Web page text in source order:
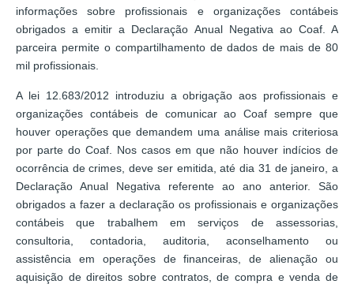
informações sobre profissionais e organizações contábeis
obrigados a emitir a Declaração Anual Negativa ao Coaf. A
parceira permite o compartilhamento de dados de mais de 80
mil profissionais.
A lei 12.683/2012 introduziu a obrigação aos profissionais e
organizações contábeis de comunicar ao Coaf sempre que
houver operações que demandem uma análise mais criteriosa
por parte do Coaf. Nos casos em que não houver indícios de
ocorrência de crimes, deve ser emitida, até dia 31 de janeiro, a
Declaração Anual Negativa referente ao ano anterior. São
obrigados a fazer a declaração os profissionais e organizações
contábeis que trabalhem em serviços de assessorias,
consultoria, contadoria, auditoria, aconselhamento ou
assistência em operações de financeiras, de alienação ou
aquisição de direitos sobre contratos, de compra e venda de